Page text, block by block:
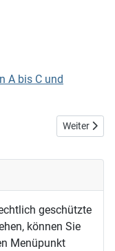
A bis C und
Mann Nächster
Weiter
geschützte
können Sie
Menüpunkt